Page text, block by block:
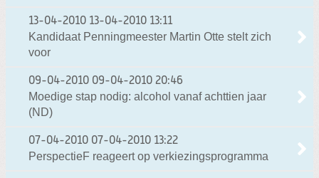
13-04-2010 13-04-2010 13:11
Kandidaat Penningmeester Martin Otte stelt zich
voor
09-04-2010 09-04-2010 20:46
Moedige stap nodig: alcohol vanaf achttien jaar
(ND)
07-04-2010 07-04-2010 13:22
PerspectieF reageert op verkiezingsprogramma